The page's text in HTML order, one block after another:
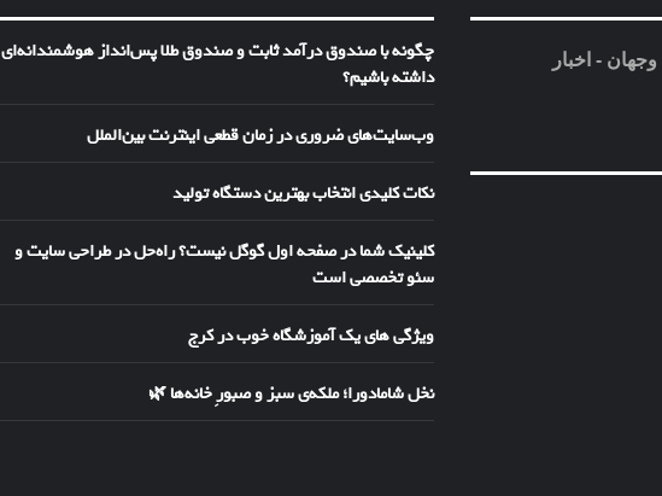
- اخبار
چگونه با صندوق درآمد ثابت و صندوق طلا پس‌انداز هوشمندانه‌ای
داشته باشیم؟
وب‌سایت‌های ضروری در زمان قطعی اینترنت بین‌الملل
نکات کلیدی انتخاب بهترین دستگاه تولید
کلینیک شما در صفحه اول گوگل نیست؟ راه‌حل در طراحی سایت و
سئو تخصصی است
ویژگی های یک آموزشگاه خوب در کرج
نخل شامادورا؛ ملکه‌ی سبز و صبورِ خانه‌ها 🌿